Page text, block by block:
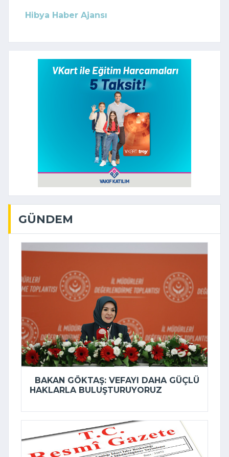
Hibya Haber Ajansı
GÜNDEM
BAKAN GÖKTAŞ: VEFAYI DAHA GÜÇLÜ
HAKLARLA BULUŞTURUYORUZ